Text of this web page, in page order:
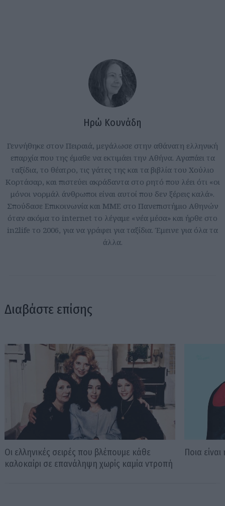
Ηρώ Κουνάδη
Γεννήθηκε στον Πειραιά, μεγάλωσε στην αθάνατη ελληνική
επαρχία που της έμαθε να εκτιμάει την Αθήνα. Αγαπάει τα
ταξίδια, το θέατρο, τις γάτες της και τα βιβλία του Χούλιο
Κορτάσαρ, και πιστεύει ακράδαντα στο ρητό που λέει ότι «οι
μόνοι νορμάλ άνθρωποι είναι αυτοί που δεν ξέρεις καλά».
Σπούδασε Επικοινωνία και ΜΜΕ στο Πανεπιστήμιο Αθηνών
όταν ακόμα το internet το λέγαμε «νέα μέσα» και ήρθε στο
in2life το 2006, για να γράφει για ταξίδια. Έμεινε για όλα τα
άλλα.
Διαβάστε επίσης
Οι ελληνικές σειρές που βλέπουμε κάθε
καλοκαίρι σε επανάληψη χωρίς καμία ντροπή
Ποια